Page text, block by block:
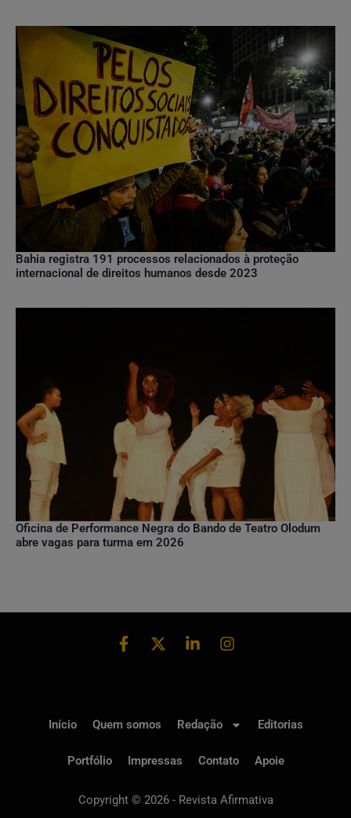
Bahia registra 191 processos relacionados à proteção
internacional de direitos humanos desde 2023
Oficina de Performance Negra do Bando de Teatro Olodum
abre vagas para turma em 2026
Copyright © 2026 - Revista Afirmativa
Início Quem somos Redação Editorias
Portfólio Impressas Contato Apoie